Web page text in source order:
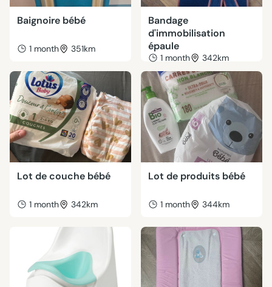
Baignoire bébé
1 month 351km
Bandage
d'immobilisation
épaule
1 month 342km
Lot de couche bébé
1 month 342km
Lot de produits bébé
1 month 344km